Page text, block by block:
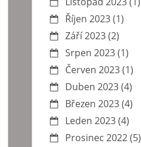
Říjen 2023(1)
Září 2023(2)
Srpen 2023(1)
Červen 2023(1)
Duben 2023(4)
Březen 2023(4)
Leden 2023(4)
Prosinec 2022(5)